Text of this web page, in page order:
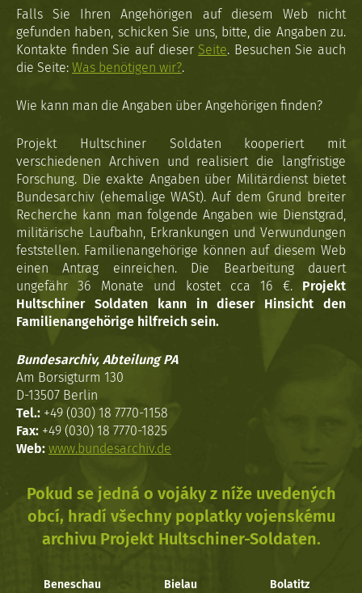
Falls Sie Ihren Angehörigen auf diesem Web nicht
gefunden haben, schicken Sie uns, bitte, die Angaben zu.
Kontakte finden Sie auf dieser Seite. Besuchen Sie auch
die Seite: Was benötigen wir?.
Wie kann man die Angaben über Angehörigen finden?
Projekt Hultschiner Soldaten kooperiert mit
verschiedenen Archiven und realisiert die langfristige
Forschung. Die exakte Angaben über Militärdienst bietet
Bundesarchiv (ehemalige WASt). Auf dem Grund breiter
Recherche kann man folgende Angaben wie Dienstgrad,
militärische Laufbahn, Erkrankungen und Verwundungen
feststellen. Familienangehörige können auf diesem Web
einen Antrag einreichen. Die Bearbeitung dauert
ungefähr 36 Monate und kostet cca 16 €. Projekt
Hultschiner Soldaten kann in dieser Hinsicht den
Familienangehörige hilfreich sein.
Bundesarchiv, Abteilung PA
Am Borsigturm 130
D-13507 Berlin
Tel.: +49 (030) 18 7770-1158
Fax: +49 (030) 18 7770-1825
Web: www.bundesarchiv.de
Pokud se jedná o vojáky z níže uvedených
obcí, hradí všechny poplatky vojenskému
archivu Projekt Hultschiner-Soldaten.
Beneschau Bielau Bolatitz